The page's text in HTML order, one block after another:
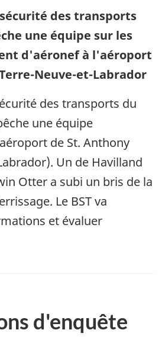
des transports
une équipe sur les
d'aéronef à l'aéroport
Neuve-et-Labrador
des transports du
une équipe
de St. Anthony
Un de Havilland
Otter a subi un bris de la
Le BST va
et évaluer
d'enquête